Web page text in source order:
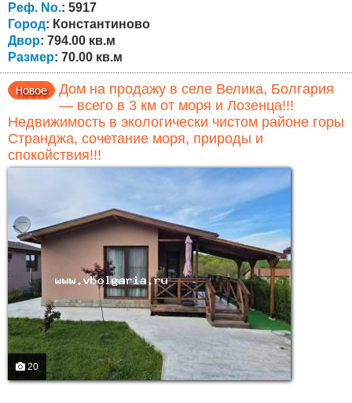
комнатами и ванной с туалетом. Обе части могут быть
объединены в одно более просторное и
функциональное...
Реф. No.: 5917
Город: Константиново
Двор: 794.00 кв.м
Размер: 70.00 кв.м
Дом на продажу в селе Велика, Болгария
— всего в 3 км от моря и Лозенца!!!
Недвижимость в экологически чистом районе горы
Странджа, сочетание моря, природы и
спокойствия!!!
20